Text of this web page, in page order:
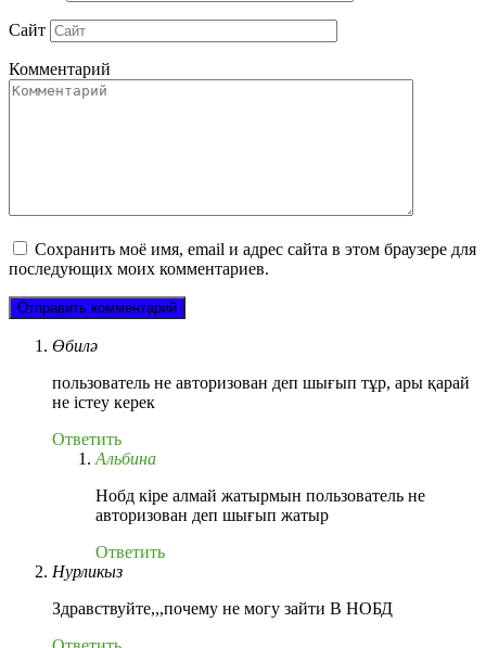
Сайт
Комментарий
Сохранить моё имя, email и адрес сайта в этом браузере для
последующих моих комментариев.
Өбилә
пользователь не авторизован деп шығып тұр, ары қарай
не істеу керек
Ответить
Альбина
Нобд кіре алмай жатырмын пользователь не
авторизован деп шығып жатыр
Ответить
Нурликыз
Здравствуйте,,,почему не могу зайти В НОБД